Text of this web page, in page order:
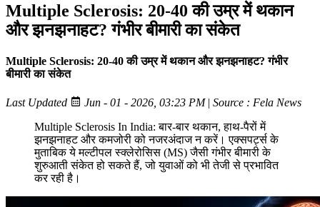
Multiple Sclerosis: 20-40 की उम्र में थकान
और झनझनाहट? गंभीर बीमारी का संकेत
Multiple Sclerosis: 20-40 की उम्र में थकान और झनझनाहट? गंभीर
बीमारी का संकेत
Last Updated Jun - 01 - 2026, 03:23 PM| Source : Fela News
Multiple Sclerosis In India: बार-बार थकान, हाथ-पैरों में
झनझनाहट और कमजोरी को नजरअंदाज न करें। एक्सपर्ट्स के
मुताबिक ये मल्टीपल स्क्लेरोसिस (MS) जैसी गंभीर बीमारी के
शुरुआती संकेत हो सकते हैं, जो युवाओं को भी तेजी से प्रभावित
कर रही है।